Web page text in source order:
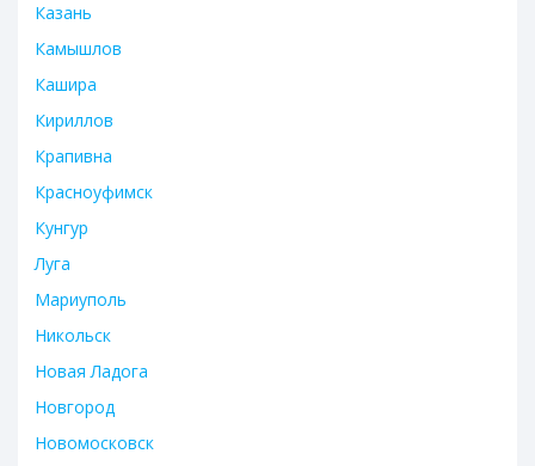
Казань
Камышлов
Кашира
Кириллов
Крапивна
Красноуфимск
Кунгур
Луга
Мариуполь
Никольск
Новая Ладога
Новгород
Новомосковск